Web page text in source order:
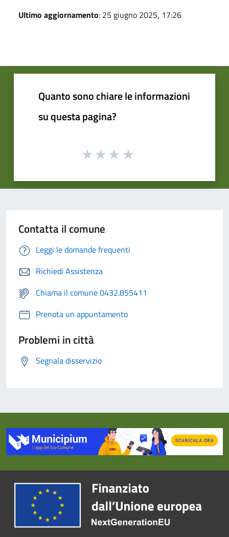
Ultimo aggiornamento: 25 giugno 2025, 17:26
Quanto sono chiare le informazioni
su questa pagina?
Contatta il comune
Leggi le domande frequenti
Richiedi Assistenza
Chiama il comune 0432.855411
Prenota un appuntamento
Problemi in città
Segnala disservizio